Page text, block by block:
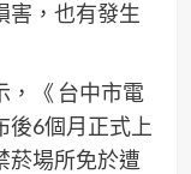
害，也有發生
，《 台中市電
後6個月正式上
菸場所免於遭